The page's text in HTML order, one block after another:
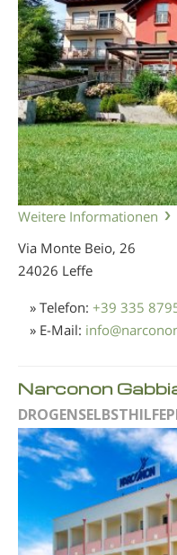
Weitere Informationen
Via Monte Beio, 26
24026 Leffe
» Telefon: +39 335
» E-Mail: info@
Narconon